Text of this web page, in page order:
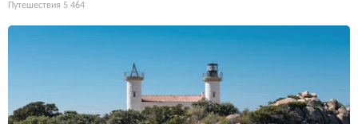
Путешествия 5 464